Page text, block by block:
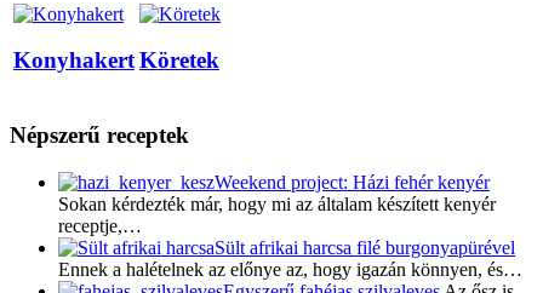
KonyhakertKöretek
Népszerű receptek
Weekend project: Házi fehér kenyér
Sokan kérdezték már, hogy mi az általam készített kenyér
receptje,…
Sült afrikai harcsa filé burgonyapürével
Ennek a halételnek az előnye az, hogy igazán könnyen, és…